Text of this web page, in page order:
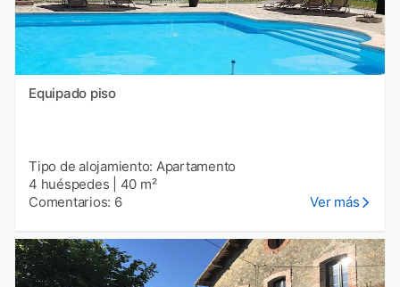
Equipado piso
Tipo de alojamiento: Apartamento
4 huéspedes
40 m²
Comentarios: 6
Ver más